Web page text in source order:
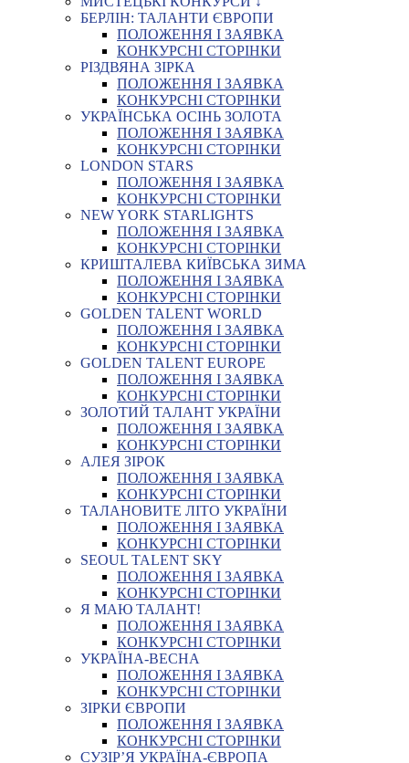
БЕРЛІН: ТАЛАНТИ ЄВРОПИ
ПОЛОЖЕННЯ І ЗАЯВКА
КОНКУРСНІ СТОРІНКИ
РІЗДВЯНА ЗІРКА
ПОЛОЖЕННЯ І ЗАЯВКА
КОНКУРСНІ СТОРІНКИ
УКРАЇНСЬКА ОСІНЬ ЗОЛОТА
ПОЛОЖЕННЯ І ЗАЯВКА
КОНКУРСНІ СТОРІНКИ
LONDON STARS
ПОЛОЖЕННЯ І ЗАЯВКА
КОНКУРСНІ СТОРІНКИ
NEW YORK STARLIGHTS
ПОЛОЖЕННЯ І ЗАЯВКА
КОНКУРСНІ СТОРІНКИ
КРИШТАЛЕВА КИЇВСЬКА ЗИМА
ПОЛОЖЕННЯ І ЗАЯВКА
КОНКУРСНІ СТОРІНКИ
GOLDEN TALENT WORLD
ПОЛОЖЕННЯ І ЗАЯВКА
КОНКУРСНІ СТОРІНКИ
GOLDEN TALENT EUROPE
ПОЛОЖЕННЯ І ЗАЯВКА
КОНКУРСНІ СТОРІНКИ
ЗОЛОТИЙ ТАЛАНТ УКРАЇНИ
ПОЛОЖЕННЯ І ЗАЯВКА
КОНКУРСНІ СТОРІНКИ
АЛЕЯ ЗІРОК
ПОЛОЖЕННЯ І ЗАЯВКА
КОНКУРСНІ СТОРІНКИ
ТАЛАНОВИТЕ ЛІТО УКРАЇНИ
ПОЛОЖЕННЯ І ЗАЯВКА
КОНКУРСНІ СТОРІНКИ
SEOUL TALENT SKY
ПОЛОЖЕННЯ І ЗАЯВКА
КОНКУРСНІ СТОРІНКИ
Я МАЮ ТАЛАНТ!
ПОЛОЖЕННЯ І ЗАЯВКА
КОНКУРСНІ СТОРІНКИ
УКРАЇНА-ВЕСНА
ПОЛОЖЕННЯ І ЗАЯВКА
КОНКУРСНІ СТОРІНКИ
ЗІРКИ ЄВРОПИ
ПОЛОЖЕННЯ І ЗАЯВКА
КОНКУРСНІ СТОРІНКИ
СУЗІР’Я УКРАЇНА-ЄВРОПА